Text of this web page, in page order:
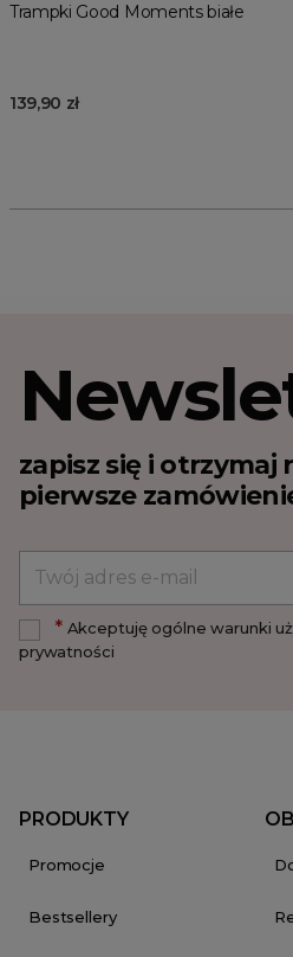
Trampki Good Moments białe
139,90 zł
zapisz się i otrzymaj
pierwsze
*Akceptuję ogólne warunki
prywatności
PRODUKTY
Promocje
Bestsellery